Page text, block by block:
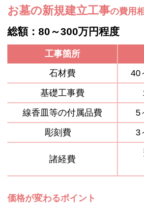
お墓の新規建立工事の費用
総額：80～300万円程度
工事箇所
石材費
40
基礎工事費
線香皿等の付属品費
5
彫刻費
3
諸経費
価格が変わるポイント